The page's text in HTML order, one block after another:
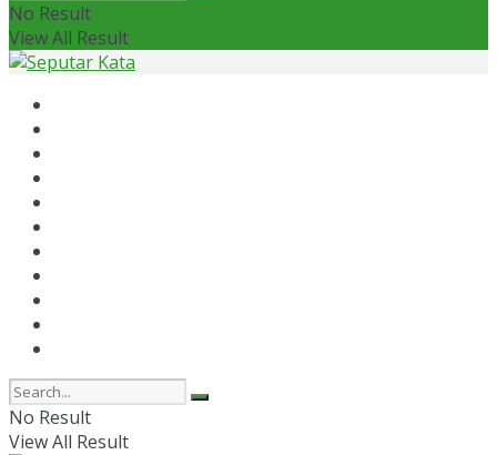
No Result
View All Result
No Result
View All Result